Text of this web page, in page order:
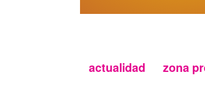
actualidad zona